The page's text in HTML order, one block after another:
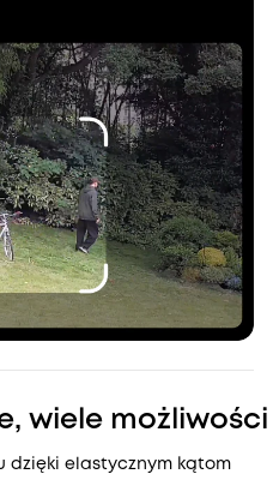
wiele możliwości
dzięki elastycznym kątom